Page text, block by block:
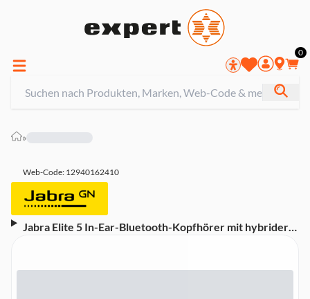
0
»
Web-Code: 12940162410
Jabra Elite 5 In-Ear-Bluetooth-Kopfhörer mit hybrider